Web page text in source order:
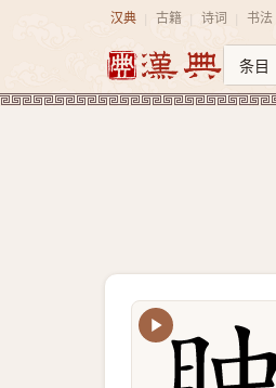
汉典 古籍 诗词 书法